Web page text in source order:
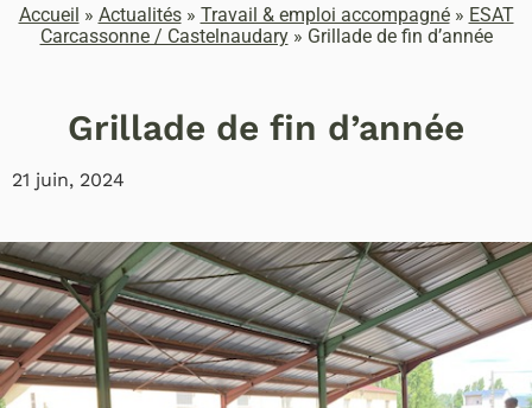
Accueil » Actualités» Travail & emploi accompagné» ESAT
Carcassonne / Castelnaudary» Grillade de fin d’année
Grillade de fin d’année
21 juin, 2024